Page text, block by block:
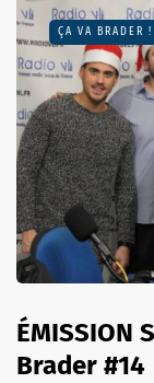
ÇA VA BRADER !
ÉMISSION
Brader #14